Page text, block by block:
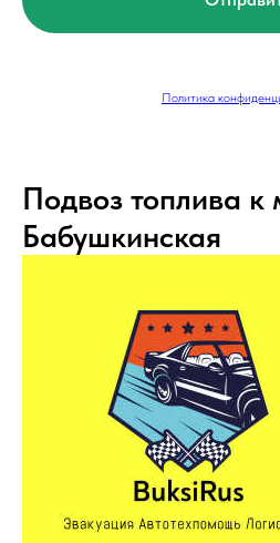
Политика
Подвоз топлива к
Бабушкинская